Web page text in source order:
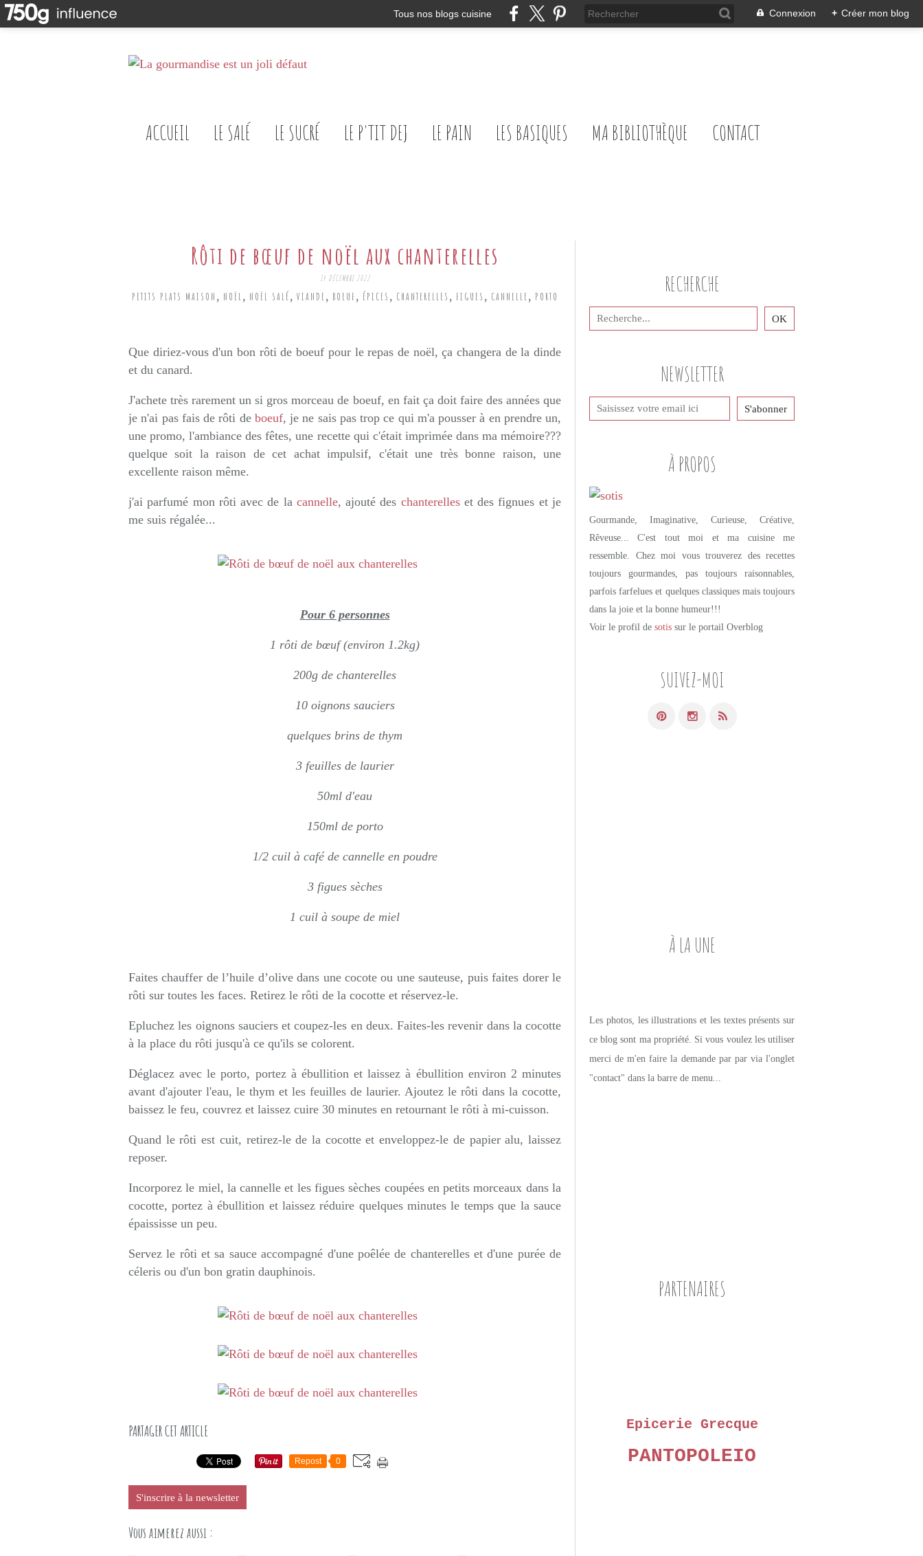
Tous nos blogs cuisine Connexion + Créer mon blog
ACCUEIL LE SALÉ LE SUCRÉ LE P'TIT DEJ LE PAIN LES BASIQUES MA BIBLIOTHÈQUE CONTACT
Rôti de bœuf de noël aux chanterelles
14 DÉCEMBRE 2022
PETITS PLATS MAISON , NOËL, NOËL SALÉ, VIANDE, BOEUF , ÉPICES , CHANTERELLES , FIGUES , CANNELLE, PORTO
Que diriez-vous d'un bon rôti de boeuf pour le repas de noël, ça changera de la dinde
et du canard.
J'achete très rarement un si gros morceau de boeuf, en fait ça doit faire des années que
je n'ai pas fais de rôti deboeuf, je ne sais pas trop ce qui m'a pousser à en prendre un,
une promo, l'ambiance des fêtes, une recette qui c'était imprimée dans ma mémoire???
quelque soit la raison de cet achat impulsif, c'était une très bonne raison, une
excellente raison même.
j'ai parfumé mon rôti avec de la cannelle, ajouté des chanterelleset des fignues et je
me suis régalée...
Pour 6 personnes
1 rôti de bœuf (environ 1.2kg)
200g de chanterelles
10 oignons sauciers
quelques brins de thym
3 feuilles de laurier
50ml d'eau
150ml de porto
1/2 cuil à café de cannelle en poudre
3 figues sèches
1 cuil à soupe de miel
Faites chauffer de l’huile d’olive dans une cocote ou une sauteuse, puis faites dorer le
rôti sur toutes les faces. Retirez le rôti de la cocotte et réservez-le.
Epluchez les oignons sauciers et coupez-les en deux. Faites-les revenir dans la cocotte
à la place du rôti jusqu'à ce qu'ils se colorent.
Déglacez avec le porto, portez à ébullition et laissez à ébullition environ 2 minutes
avant d'ajouter l'eau, le thym et les feuilles de laurier. Ajoutez le rôti dans la cocotte,
baissez le feu, couvrez et laissez cuire 30 minutes en retournant le rôti à mi-cuisson.
Quand le rôti est cuit, retirez-le de la cocotte et enveloppez-le de papier alu, laissez
reposer.
Incorporez le miel, la cannelle et les figues sèches coupées en petits morceaux dans la
cocotte, portez à ébullition et laissez réduire quelques minutes le temps que la sauce
épaississe un peu.
Servez le rôti et sa sauce accompagné d'une poêlée de chanterelles et d'une purée de
céleris ou d'un bon gratin dauphinois.
PARTAGER CET ARTICLE
Repost 0
S'inscrire à la newsletter
Vous aimerez aussi :
NEWSLETTER
SUIVEZ-MOI
RECHERCHE
À PROPOS
Gourmande, Imaginative, Curieuse, Créative,
Rêveuse... C'est tout moi et ma cuisine me
ressemble. Chez moi vous trouverez des recettes
toujours gourmandes, pas toujours raisonnables,
parfois farfelues et quelques classiques mais toujours
dans la joie et la bonne humeur!!!
Voir le profil de sotis sur le portail Overblog
À LA UNE
Les photos, les illustrations et les textes présents sur
ce blog sont ma propriété. Si vous voulez les utiliser
merci de m'en faire la demande par par via l'onglet
"contact" dans la barre de menu...
PARTENAIRES
Epicerie Grecque
PANTOPOLEIO